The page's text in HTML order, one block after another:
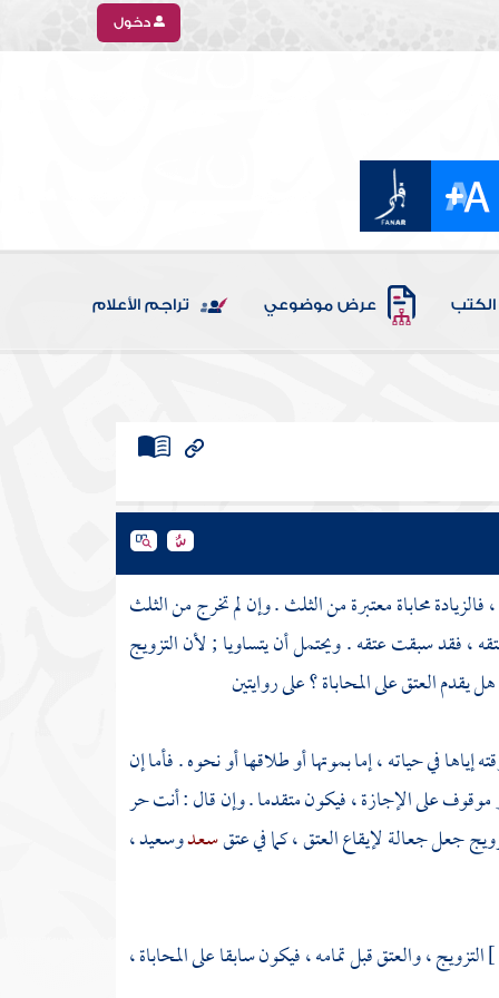
دخول
الكتب عرض موضوعي تراجم الأعلام
، فالزيادة محاباة معتبرة من الثلث . وإن لم تخرج من الثلث
، فقد سبقت عتقه . ويحتمل أن يتساويا ; لأن التزويج
العتق على المحاباة ؟ على روايتين
إياها في حياته ، إما بموتها أو طلاقها أو نحوه . فأما إن
غير موقوف على الإجازة ، فيكون متقدما . وإن قال : أنت حر
جعل جعالة لإيقاع العتق ، كما في عتقسعدوسعيد،
التزويج ، والعتق قبل تمامه ، فيكون سابقا على المحاباة ،